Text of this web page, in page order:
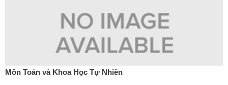
Môn Toán và Khoa Học Tự Nhiên